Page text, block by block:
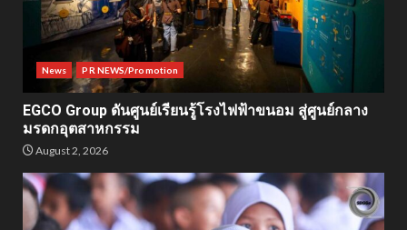
News PR NEWS/Promotion
EGCO Group ดันศูนย์เรียนรู้โรงไฟฟ้าขนอม สู่ศูนย์กลาง
มรดกอุตสาหกรรม
August 2, 2026